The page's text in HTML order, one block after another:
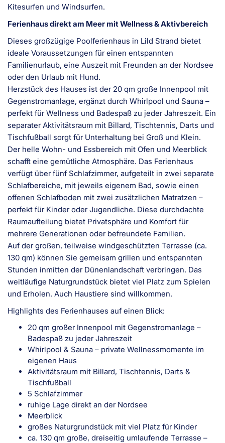
Kitesurfen und Windsurfen.
Ferienhaus direkt am Meer mit Wellness & Aktivbereich
Dieses großzügige Poolferienhaus in Lild Strand bietet
ideale Voraussetzungen für einen entspannten
Familienurlaub, eine Auszeit mit Freunden an der Nordsee
oder den Urlaub mit Hund.
Herzstück des Hauses ist der 20 qm große Innenpool mit
Gegenstromanlage, ergänzt durch Whirlpool und Sauna –
perfekt für Wellness und Badespaß zu jeder Jahreszeit. Ein
separater Aktivitätsraum mit Billard, Tischtennis, Darts und
Tischfußball sorgt für Unterhaltung bei Groß und Klein.
Der helle Wohn- und Essbereich mit Ofen und Meerblick
schafft eine gemütliche Atmosphäre. Das Ferienhaus
verfügt über fünf Schlafzimmer, aufgeteilt in zwei separate
Schlafbereiche, mit jeweils eigenem Bad, sowie einen
offenen Schlafboden mit zwei zusätzlichen Matratzen –
perfekt für Kinder oder Jugendliche. Diese durchdachte
Raumaufteilung bietet Privatsphäre und Komfort für
mehrere Generationen oder befreundete Familien.
Auf der großen, teilweise windgeschützten Terrasse (ca.
130 qm) können Sie gemeisam grillen und entspannten
Stunden inmitten der Dünenlandschaft verbringen. Das
weitläufige Naturgrundstück bietet viel Platz zum Spielen
und Erholen. Auch Haustiere sind willkommen.
Highlights des Ferienhauses auf einen Blick:
20 qm großer Innenpool mit Gegenstromanlage –
Badespaß zu jeder Jahreszeit
Whirlpool & Sauna – private Wellnessmomente im
eigenen Haus
Aktivitätsraum mit Billard, Tischtennis, Darts &
Tischfußball
5 Schlafzimmer
ruhige Lage direkt an der Nordsee
Meerblick
großes Naturgrundstück mit viel Platz für Kinder
ca. 130 qm große, dreiseitig umlaufende Terrasse –